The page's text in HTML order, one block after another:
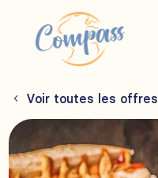
Voir toutes les offres